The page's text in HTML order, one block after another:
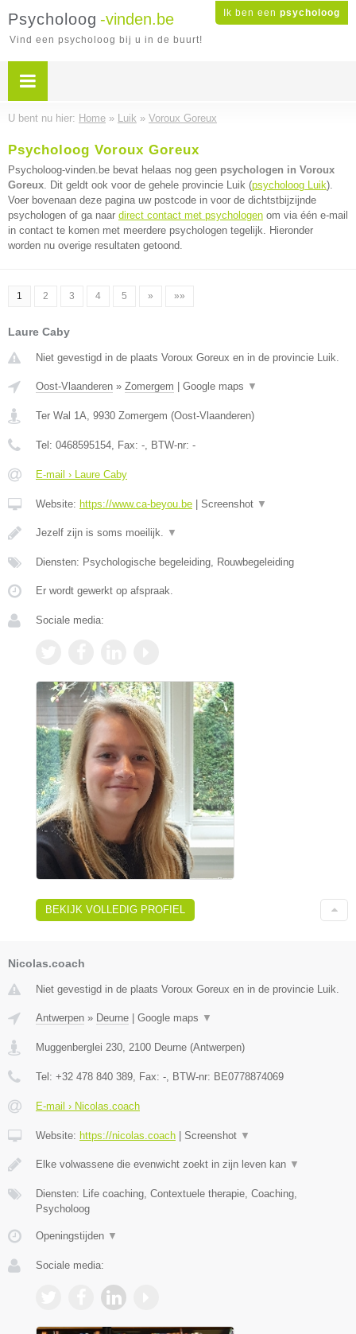
Ik ben een psycholoog
Psycholoog -vinden.be
Vind een psycholoog bij u in de buurt!
U bent nu hier: Home » Luik » Voroux Goreux
Psycholoog Voroux Goreux
Psycholoog-vinden.be bevat helaas nog geen psychologen in Voroux
Goreux. Dit geldt ook voor de gehele provincie Luik (psycholoog Luik).
Voer bovenaan deze pagina uw postcode in voor de dichtstbijzijnde
psychologen of ga naar direct contact met psychologen om via één e-mail
in contact te komen met meerdere psychologen tegelijk. Hieronder
worden nu overige resultaten getoond.
1 2 3 4 5 » »»
Laure Caby
Niet gevestigd in de plaats Voroux Goreux en in de provincie Luik.
Oost-Vlaanderen » Zomergem Google maps ▼
Ter Wal 1A, 9930 Zomergem (Oost-Vlaanderen)
Tel: 0468595154, Fax: -, BTW-nr: -
E-mail › Laure Caby
Website: https://www.ca-beyou.be Screenshot ▼
Jezelf zijn is soms moeilijk. ▼
Diensten: Psychologische begeleiding, Rouwbegeleiding
Er wordt gewerkt op afspraak.
Sociale media:
BEKIJK VOLLEDIG PROFIEL
Nicolas.coach
Niet gevestigd in de plaats Voroux Goreux en in de provincie Luik.
Antwerpen » Deurne Google maps ▼
Muggenberglei 230, 2100 Deurne (Antwerpen)
Tel: +32 478 840 389, Fax: -, BTW-nr: BE0778874069
E-mail › Nicolas.coach
Website: https://nicolas.coach Screenshot ▼
Elke volwassene die evenwicht zoekt in zijn leven kan ▼
Diensten: Life coaching, Contextuele therapie, Coaching,
Psycholoog
Openingstijden ▼
Sociale media: